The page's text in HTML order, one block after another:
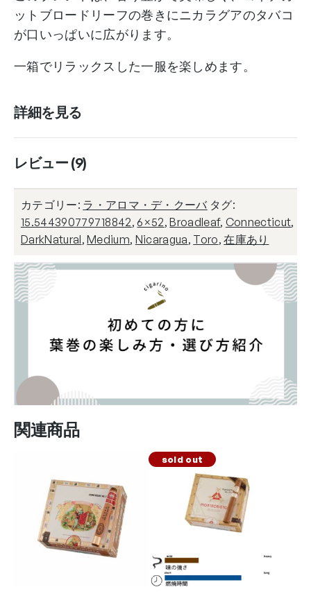
Monarch
個
ットブロードリーフの巻きにニカラグアのタバコ
が口いっぱいに広がります。
一箱でリラックスした一服を楽しめます。
詳細を見る
レビュー (9)
カテゴリー: ラ・アロマ・デ・クーバ タグ:
15.544390779718842,6×52,Broadleaf, Connecticut,
DarkNatural,Medium, Nicaragua, Toro,在庫あり
関連商品
sold out